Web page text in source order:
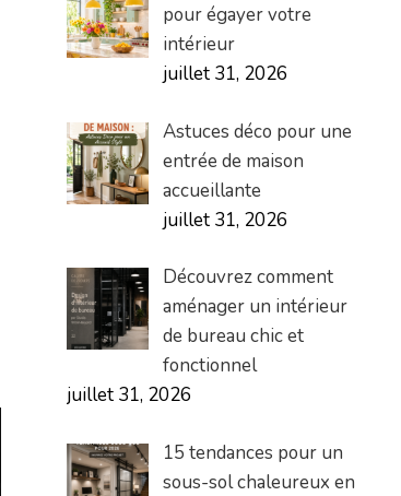
pour égayer votre
intérieur
juillet 31, 2026
Astuces déco pour une
entrée de maison
accueillante
juillet 31, 2026
Découvrez comment
aménager un intérieur
de bureau chic et
fonctionnel
juillet 31, 2026
15 tendances pour un
sous-sol chaleureux en